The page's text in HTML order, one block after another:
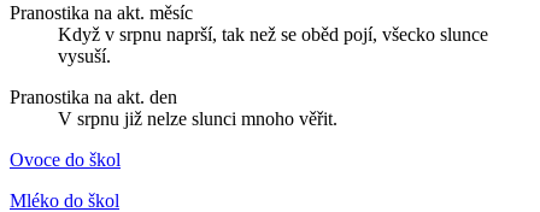
Pranostika na akt. měsíc
Když v srpnu naprší, tak než se oběd pojí, všecko slunce
vysuší.
Pranostika na akt. den
V srpnu již nelze slunci mnoho věřit.
Ovoce do škol
Mléko do škol